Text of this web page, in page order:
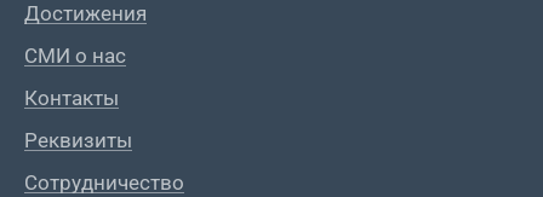
Достижения
СМИ о нас
Контакты
Реквизиты
Сотрудничество